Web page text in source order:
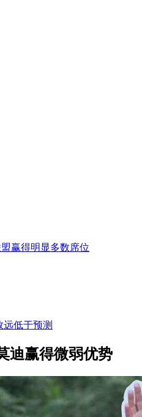
赢得明显多数席位
低于预测
迪赢得微弱优势